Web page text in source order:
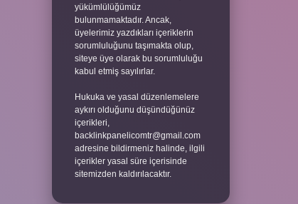
yükümlülüğümüz
bulunmamaktadır. Ancak,
üyelerimiz yazdıkları içeriklerin
sorumluluğunu taşımakta olup,
siteye üye olarak bu sorumluluğu
kabul etmiş sayılırlar.
Hukuka ve yasal düzenlemelere
aykırı olduğunu düşündüğünüz
içerikleri,
backlinkpanelicomtr@gmail.com
adresine bildirmeniz halinde, ilgili
içerikler yasal süre içerisinde
sitemizden kaldırılacaktır.